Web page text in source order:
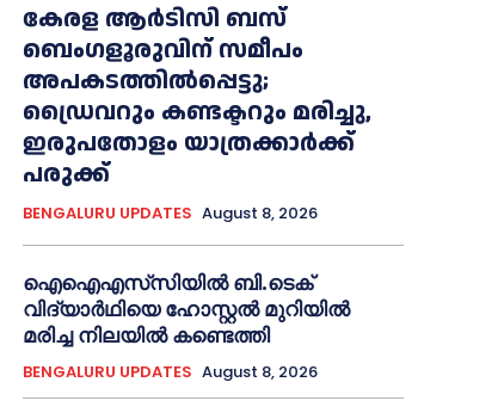
കേരള ആർടിസി ബസ്
ബെംഗളൂരുവിന് സമീപം
അപകടത്തിൽപ്പെട്ടു;
ഡ്രൈവറും കണ്ടക്ടറും മരിച്ചു,
ഇരുപതോളം യാത്രക്കാർക്ക്
പരുക്ക്
BENGALURU UPDATES August 8, 2026
ഐഐഎസ്‌സിയിൽ ബി.ടെക്
വിദ്യാർഥിയെ ഹോസ്റ്റൽ മുറിയിൽ
മരിച്ച നിലയിൽ കണ്ടെത്തി
BENGALURU UPDATES August 8, 2026